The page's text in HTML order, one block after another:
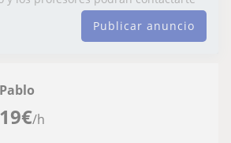
Publicar anuncio
19€/h
Pablo